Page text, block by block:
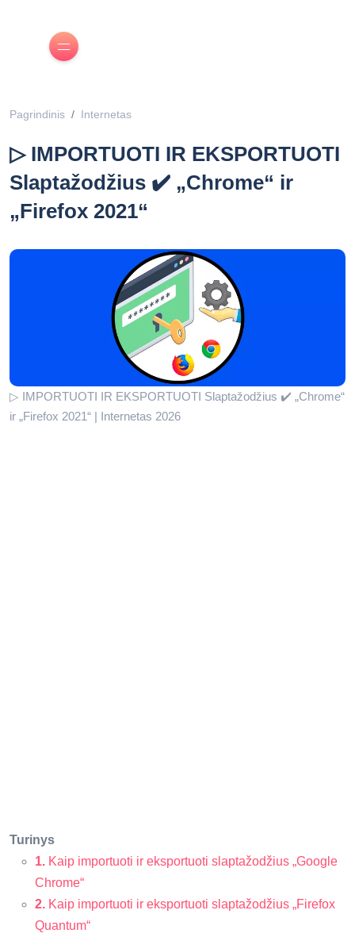
Pagrindinis Internetas
▷ IMPORTUOTI IR EKSPORTUOTI
Slaptažodžius ✔️ „Chrome“ ir
„Firefox 2021“
▷ IMPORTUOTI IR EKSPORTUOTI Slaptažodžius ✔️ „Chrome“
ir „Firefox 2021“ | Internetas 2026
Turinys
1. Kaip importuoti ir eksportuoti slaptažodžius „Google
Chrome“
2. Kaip importuoti ir eksportuoti slaptažodžius „Firefox
Quantum“